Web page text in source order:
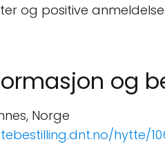
og positive
og
Norge
hytte/